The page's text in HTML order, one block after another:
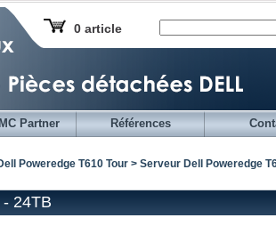
0 article
Partner Références
Poweredge T610 Tour > Serveur Dell Poweredge
24TB